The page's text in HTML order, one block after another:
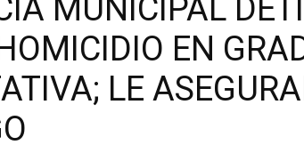
MUNICIPAL
EN
LE